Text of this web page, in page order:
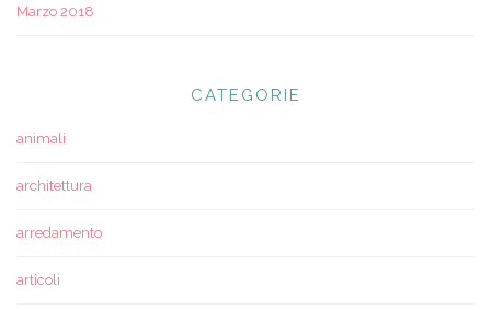
Marzo 2018
CATEGORIE
animali
architettura
arredamento
articoli